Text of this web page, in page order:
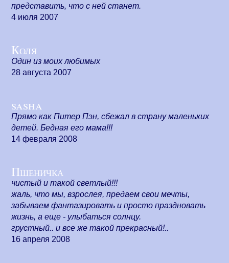
представить, что с ней станет.
4 июля 2007
Коля
Один из моих любимых
28 августа 2007
sasha
Прямо как Питер Пэн, сбежал в страну маленьких
детей. Бедная его мама!!!
14 февраля 2008
Пшеничка
чистый и такой светлый!!!
жаль, что мы, взрослея, предаем свои мечты,
забываем фантазировать и просто праздновать
жизнь, а еще - улыбаться солнцу.
грустный.. и все же такой прекрасный!..
16 апреля 2008